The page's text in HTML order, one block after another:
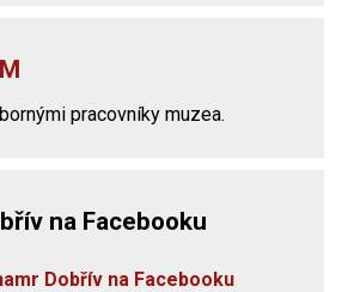
pracovníky muzea.
na Facebooku
Dobřív na Facebooku